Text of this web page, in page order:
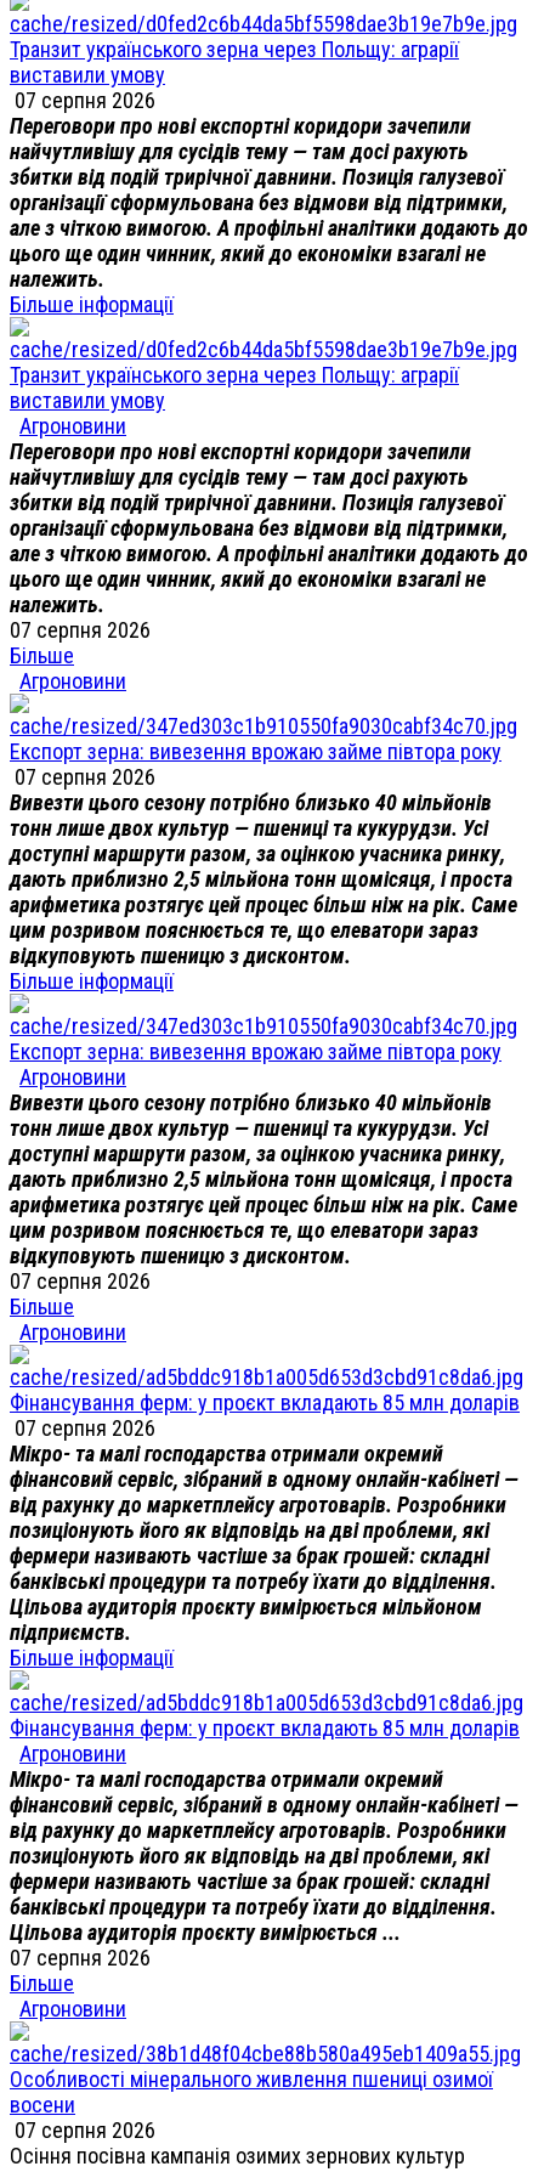
Транзит українського зерна через Польщу: аграрії
виставили умову
07 серпня 2026
Переговори про нові експортні коридори зачепили
найчутливішу для сусідів тему — там досі рахують
збитки від подій трирічної давнини. Позиція галузевої
організації сформульована без відмови від підтримки,
але з чіткою вимогою. А профільні аналітики додають до
цього ще один чинник, який до економіки взагалі не
належить.
Більше інформації
Транзит українського зерна через Польщу: аграрії
виставили умову
Агроновини
Переговори про нові експортні коридори зачепили
найчутливішу для сусідів тему — там досі рахують
збитки від подій трирічної давнини. Позиція галузевої
організації сформульована без відмови від підтримки,
але з чіткою вимогою. А профільні аналітики додають до
цього ще один чинник, який до економіки взагалі не
належить.
07 серпня 2026
Більше
Агроновини
Експорт зерна: вивезення врожаю займе півтора року
07 серпня 2026
Вивезти цього сезону потрібно близько 40 мільйонів
тонн лише двох культур — пшениці та кукурудзи. Усі
доступні маршрути разом, за оцінкою учасника ринку,
дають приблизно 2,5 мільйона тонн щомісяця, і проста
арифметика розтягує цей процес більш ніж на рік. Саме
цим розривом пояснюється те, що елеватори зараз
відкуповують пшеницю з дисконтом.
Більше інформації
Експорт зерна: вивезення врожаю займе півтора року
Агроновини
Вивезти цього сезону потрібно близько 40 мільйонів
тонн лише двох культур — пшениці та кукурудзи. Усі
доступні маршрути разом, за оцінкою учасника ринку,
дають приблизно 2,5 мільйона тонн щомісяця, і проста
арифметика розтягує цей процес більш ніж на рік. Саме
цим розривом пояснюється те, що елеватори зараз
відкуповують пшеницю з дисконтом.
07 серпня 2026
Більше
Агроновини
Фінансування ферм: у проєкт вкладають 85 млн доларів
07 серпня 2026
Мікро- та малі господарства отримали окремий
фінансовий сервіс, зібраний в одному онлайн-кабінеті —
від рахунку до маркетплейсу агротоварів. Розробники
позиціонують його як відповідь на дві проблеми, які
фермери називають частіше за брак грошей: складні
банківські процедури та потребу їхати до відділення.
Цільова аудиторія проєкту вимірюється мільйоном
підприємств.
Більше інформації
Фінансування ферм: у проєкт вкладають 85 млн доларів
Агроновини
Мікро- та малі господарства отримали окремий
фінансовий сервіс, зібраний в одному онлайн-кабінеті —
від рахунку до маркетплейсу агротоварів. Розробники
позиціонують його як відповідь на дві проблеми, які
фермери називають частіше за брак грошей: складні
банківські процедури та потребу їхати до відділення.
Цільова аудиторія проєкту вимірюється ...
07 серпня 2026
Більше
Агроновини
Особливості мінерального живлення пшениці озимої
восени
07 серпня 2026
Осіння посівна кампанія озимих зернових культур